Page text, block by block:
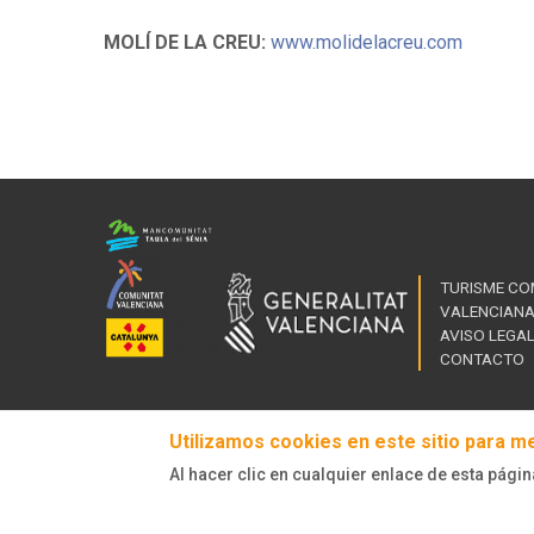
MOLÍ DE LA CREU: www.molidelacreu.com
TURISME
VALENCIANA
AVISO LEGAL
CONTACTO
© Turisme Comunitat Valenciana. Todos los derechos
Utilizamos cookies en este sitio para
Al hacer clic en cualquier enlace de esta